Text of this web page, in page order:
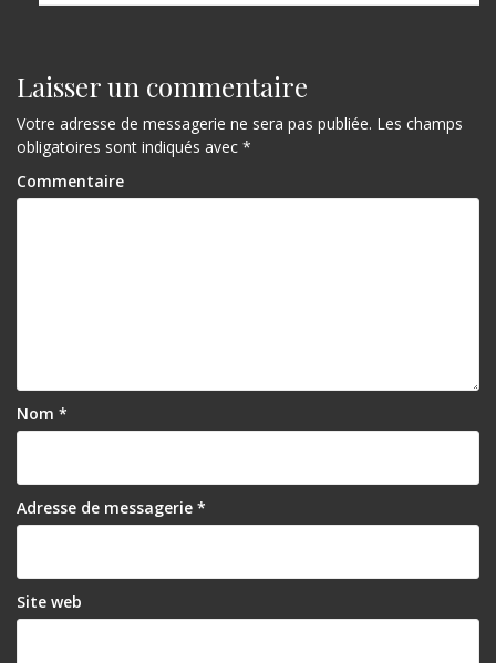
Laisser un commentaire
Votre adresse de messagerie ne sera pas publiée. Les champs
obligatoires sont indiqués avec *
Commentaire
Nom *
Adresse de messagerie *
Site web